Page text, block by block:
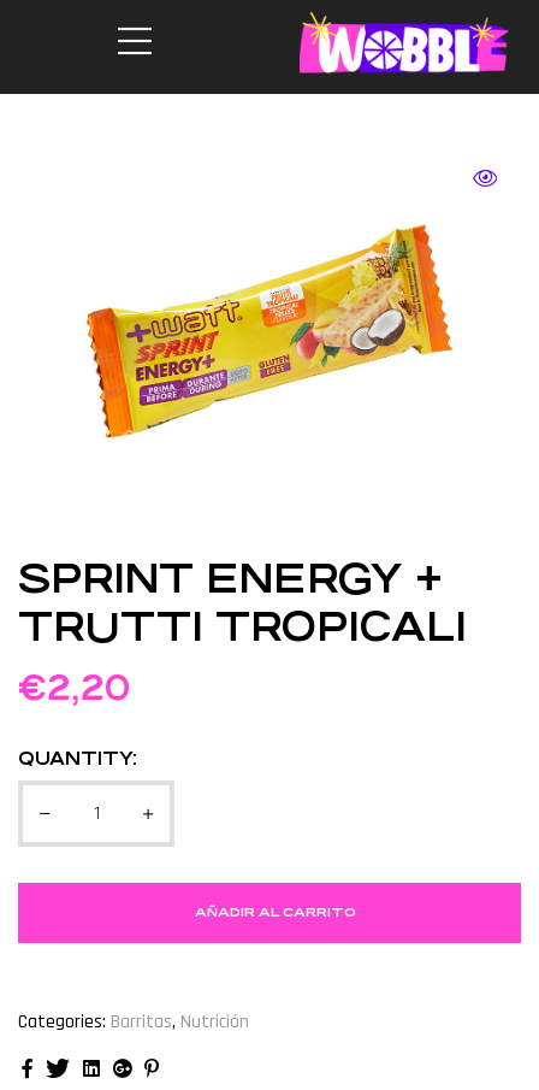
SPRINT ENERGY +
TRUTTI TROPICALI
€2,20
QUANTITY:
AÑADIR AL CARRITO
Categories: Barritas, Nutrición
FacebookTwitterLinkedinGoogle+